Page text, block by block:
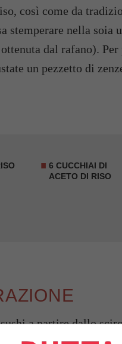
così come da
stemperare nella soia
dal rafano).
un pezzetto di
6 CUCCHIAI DI
ACETO DI RISO
a partire dallo